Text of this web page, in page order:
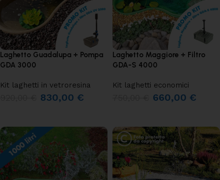
Laghetto Guadalupa + Pompa
GDA 3000
Kit laghetti in vetroresina
830,00 €
Laghetto Maggiore + Filtro
GDA-S 4000
Kit laghetti economici
660,00 €